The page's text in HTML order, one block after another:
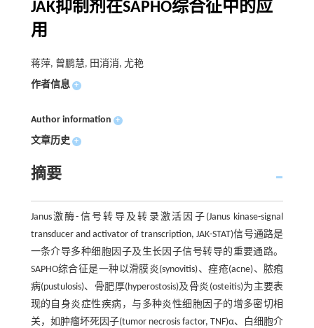
JAK抑制剂在SAPHO综合征中的应
用
蒋萍, 曾鹏慧, 田消消, 尤艳
作者信息 +
Author information +
文章历史 +
摘要
Janus激酶-信号转导及转录激活因子(Janus kinase-signal
transducer and activator of transcription, JAK-STAT)信号通路是
一条介导多种细胞因子及生长因子信号转导的重要通路。
SAPHO综合征是一种以滑膜炎(synovitis)、痤疮(acne)、脓疱
病(pustulosis)、骨肥厚(hyperostosis)及骨炎(osteitis)为主要表
现的自身炎症性疾病，与多种炎性细胞因子的增多密切相
关，如肿瘤坏死因子(tumor necrosis factor, TNF)α、白细胞介